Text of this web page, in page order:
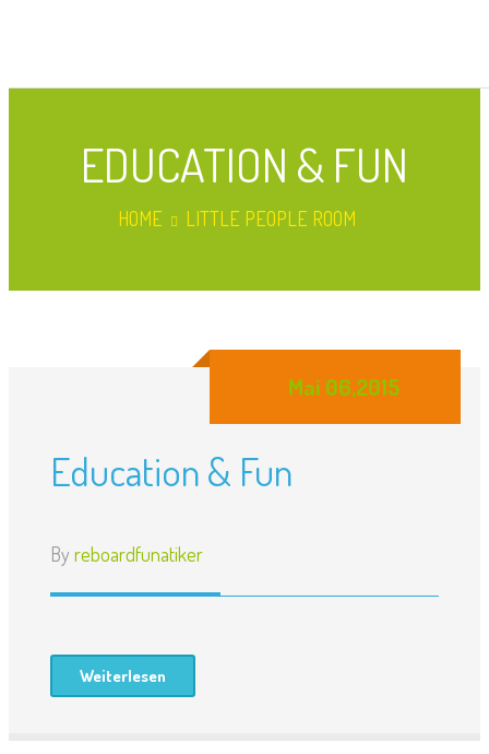
EDUCATION & FUN
HOME LITTLE PEOPLE ROOM
Mai 06,2015
Education & Fun
By reboardfunatiker
Weiterlesen